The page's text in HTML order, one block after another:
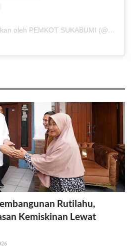
Sebuah kiriman dibagikan oleh PEMKOT SUKABUMI (@pemkotsukabumi_)
Rutilahu,
Kemiskinan Lewat